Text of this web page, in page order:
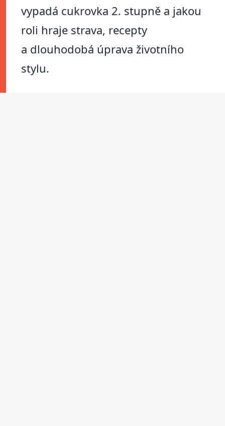
vypadá cukrovka 2. stupně a jakou
roli hraje strava, recepty
a dlouhodobá úprava životního
stylu.